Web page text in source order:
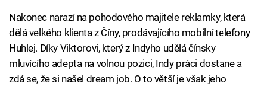
Nakonec narazí na pohodového majitele reklamky, která
dělá velkého klienta z Číny, prodávajícího mobilní telefony
Huhlej. Díky Viktorovi, který z Indyho udělá čínsky
mluvícího adepta na volnou pozici, Indy práci dostane a
zdá se, že si našel dream job. O to větší je však jeho